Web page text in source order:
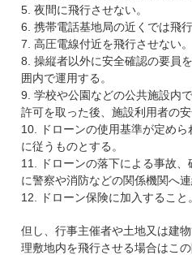
5. 夜間に飛行させない。
6. 携帯電話基地局の近くでは飛行
7. 高圧電線付近を飛行させない。
8. 操縦者以外に安全確認の要員
囲内で運用する。
9. 学校や公園などの公共施設内
許可を取った後、施設利用者の
10. ドローンの使用基準が定め
に従うものとする。
11. ドローンの落下による事故
に警察や消防などの関係機関へ
12. ドローン保険に加入すること
但し、行事主催者や土地又は建
理敷地内を飛行させる場合はこの